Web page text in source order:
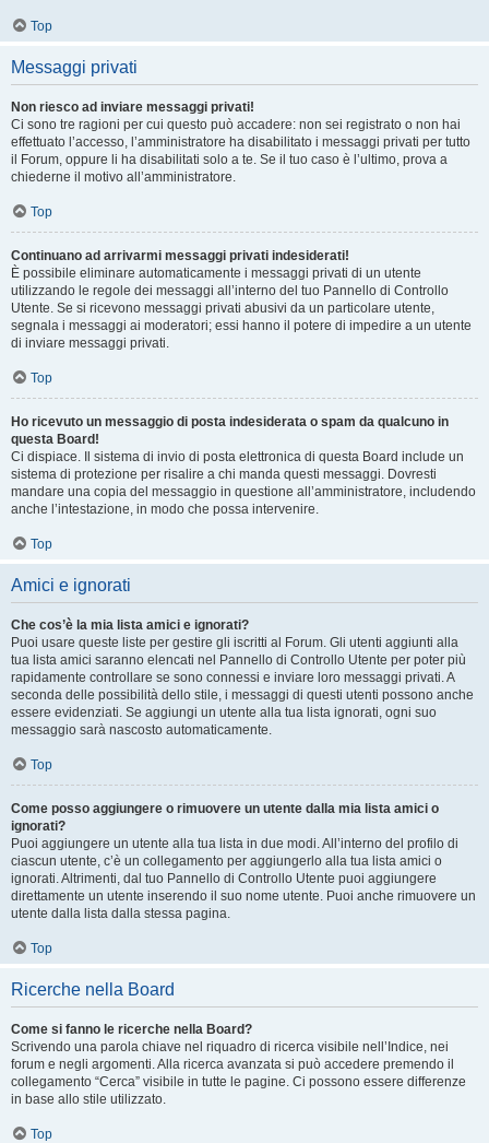
Top
Messaggi privati
Non riesco ad inviare messaggi privati!
Ci sono tre ragioni per cui questo può accadere: non sei registrato o non hai
effettuato l’accesso, l’amministratore ha disabilitato i messaggi privati per tutto
il Forum, oppure li ha disabilitati solo a te. Se il tuo caso è l’ultimo, prova a
chiederne il motivo all’amministratore.
Top
Continuano ad arrivarmi messaggi privati indesiderati!
È possibile eliminare automaticamente i messaggi privati ​​di un utente
utilizzando le regole dei messaggi all’interno del tuo Pannello di Controllo
Utente. Se si ricevono messaggi privati ​​abusivi da un particolare utente,
segnala i messaggi ai moderatori; essi hanno il potere di impedire a un utente
di inviare messaggi privati​​.
Top
Ho ricevuto un messaggio di posta indesiderata o spam da qualcuno in
questa Board!
Ci dispiace. Il sistema di invio di posta elettronica di questa Board include un
sistema di protezione per risalire a chi manda questi messaggi. Dovresti
mandare una copia del messaggio in questione all’amministratore, includendo
anche l’intestazione, in modo che possa intervenire.
Top
Amici e ignorati
Che cos’è la mia lista amici e ignorati?
Puoi usare queste liste per gestire gli iscritti al Forum. Gli utenti aggiunti alla
tua lista amici saranno elencati nel Pannello di Controllo Utente per poter più
rapidamente controllare se sono connessi e inviare loro messaggi privati. A
seconda delle possibilità dello stile, i messaggi di questi utenti possono anche
essere evidenziati. Se aggiungi un utente alla tua lista ignorati, ogni suo
messaggio sarà nascosto automaticamente.
Top
Come posso aggiungere o rimuovere un utente dalla mia lista amici o
ignorati?
Puoi aggiungere un utente alla tua lista in due modi. All’interno del profilo di
ciascun utente, c’è un collegamento per aggiungerlo alla tua lista amici o
ignorati. Altrimenti, dal tuo Pannello di Controllo Utente puoi aggiungere
direttamente un utente inserendo il suo nome utente. Puoi anche rimuovere un
utente dalla lista dalla stessa pagina.
Top
Ricerche nella Board
Come si fanno le ricerche nella Board?
Scrivendo una parola chiave nel riquadro di ricerca visibile nell’Indice, nei
forum e negli argomenti. Alla ricerca avanzata si può accedere premendo il
collegamento “Cerca” visibile in tutte le pagine. Ci possono essere differenze
in base allo stile utilizzato.
Top